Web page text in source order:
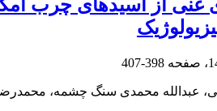
398-407
عبدالله محمدی سنگ چشمه، محمدرضا